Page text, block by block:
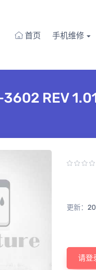
首页 手机维修
REV
更新：
请登